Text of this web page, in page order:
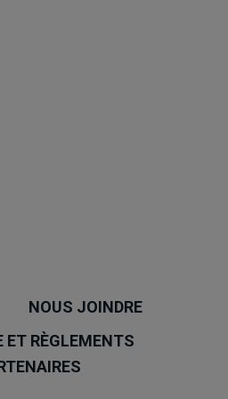
NOUS JOINDRE
ET RÈGLEMENTS